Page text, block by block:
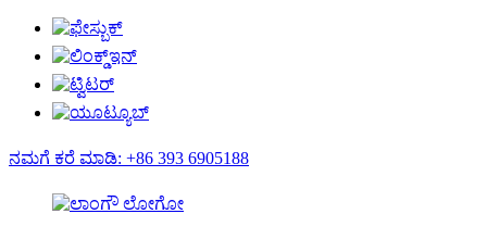
ನಮಗೆ ಕರೆ ಮಾಡಿ: +86 393 6905188